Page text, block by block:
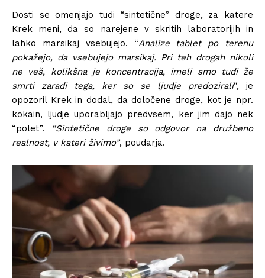
Dosti se omenjajo tudi “sintetične” droge, za katere
Krek meni, da so narejene v skritih laboratorijih in
lahko marsikaj vsebujejo. “Analize tablet po terenu
pokažejo, da vsebujejo marsikaj. Pri teh drogah nikoli
ne veš, kolikšna je koncentracija, imeli smo tudi že
smrti zaradi tega, ker so se ljudje predozirali“, je
opozoril Krek in dodal, da določene droge, kot je npr.
kokain, ljudje uporabljajo predvsem, ker jim dajo nek
“polet”.
“Sintetične droge so odgovor na družbeno
realnost, v kateri živimo”, poudarja.